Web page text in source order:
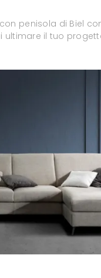
penisola di Biel
ultimare il tuo